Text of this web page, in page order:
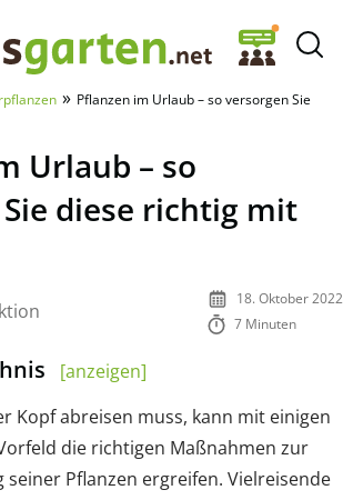
» Pflanzen im Urlaub – so versorgen Sie
Urlaub – so
diese richtig mit
18. Oktober 2022
7 Minuten
[anzeigen]
Kopf abreisen muss, kann mit einigen
die richtigen Maßnahmen zur
seiner Pflanzen ergreifen. Vielreisende